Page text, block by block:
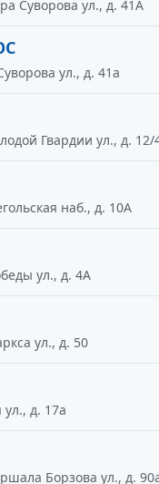
Суворова ул., д. 41А
ул., д. 41а
Гвардии ул., д. 12/
наб., д. 10А
ул., д. 4А
ул., д. 50
ул., д. 17а
Борзова ул., д.